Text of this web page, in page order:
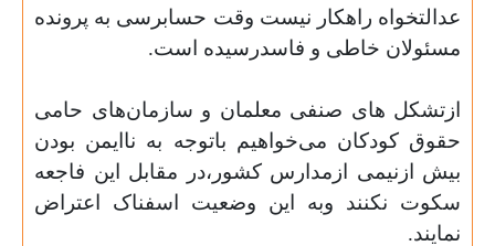
عدالتخواه راهکار نیست وقت حسابرسی به پرونده
مسئولان خاطی و فاسدرسیده است.
ازتشکل های صنفی معلمان و سازمان‌های حامی
حقوق کودکان می‌خواهیم باتوجه به ناایمن بودن
بیش ازنیمی ازمدارس کشور،در مقابل این فاجعه
سکوت نکنند وبه این وضعیت اسفناک اعتراض
نمایند.